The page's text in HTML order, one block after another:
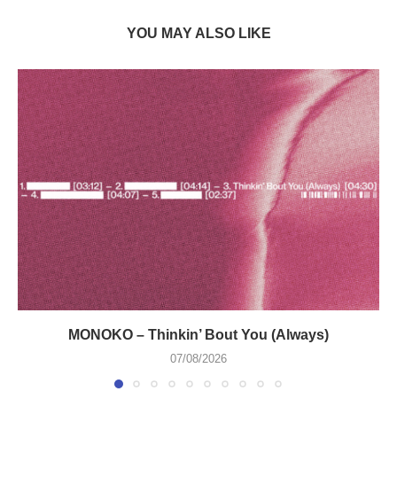
YOU MAY ALSO LIKE
MONOKO – Thinkin’ Bout You (Always)
07/08/2026